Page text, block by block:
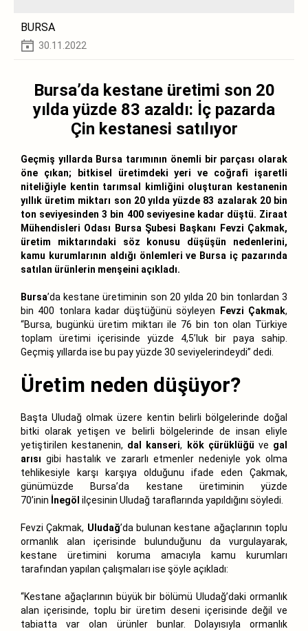
BURSA
30.11.2022
Bursa’da kestane üretimi son 20
yılda yüzde 83 azaldı: İç pazarda
Çin kestanesi satılıyor
Geçmiş yıllarda Bursa tarımının önemli bir parçası olarak
öne çıkan; bitkisel üretimdeki yeri ve coğrafi işaretli
niteliğiyle kentin tarımsal kimliğini oluşturan kestanenin
yıllık üretim miktarı son 20 yılda yüzde 83 azalarak 20 bin
ton seviyesinden 3 bin 400 seviyesine kadar düştü. Ziraat
Mühendisleri Odası Bursa Şubesi Başkanı Fevzi Çakmak,
üretim miktarındaki söz konusu düşüşün nedenlerini,
kamu kurumlarının aldığı önlemleri ve Bursa iç pazarında
satılan ürünlerin menşeini açıkladı.
Bursa’da kestane üretiminin son 20 yılda 20 bin tonlardan 3
bin 400 tonlara kadar düştüğünü söyleyen
Fevzi Çakmak,
“Bursa, bugünkü üretim miktarı ile 76 bin ton olan Türkiye
toplam üretimi içerisinde yüzde 4,5’luk bir paya sahip.
Geçmiş yıllarda ise bu pay yüzde 30 seviyelerindeydi” dedi.
Üretim neden düşüyor?
Başta Uludağ olmak üzere kentin belirli bölgelerinde doğal
bitki olarak yetişen ve belirli bölgelerinde de insan eliyle
yetiştirilen kestanenin, dal kanseri, kök çürüklüğü ve gal
arısı gibi hastalık ve zararlı etmenler nedeniyle yok olma
tehlikesiyle karşı karşıya olduğunu ifade eden Çakmak,
günümüzde Bursa’da kestane üretiminin yüzde
70’inin İnegöl ilçesinin Uludağ taraflarında yapıldığını söyledi.
Fevzi Çakmak, Uludağ’da bulunan kestane ağaçlarının toplu
ormanlık alan içerisinde bulunduğunu da vurgulayarak,
kestane üretimini koruma amacıyla kamu kurumları
tarafından yapılan çalışmaları ise şöyle açıkladı:
“Kestane ağaçlarının büyük bir bölümü Uludağ’daki ormanlık
alan içerisinde, toplu bir üretim deseni içerisinde değil ve
tabiatta var olan ürünler bunlar. Dolayısıyla ormanlık